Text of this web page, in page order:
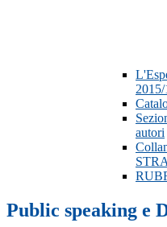
autori
Public speaking e